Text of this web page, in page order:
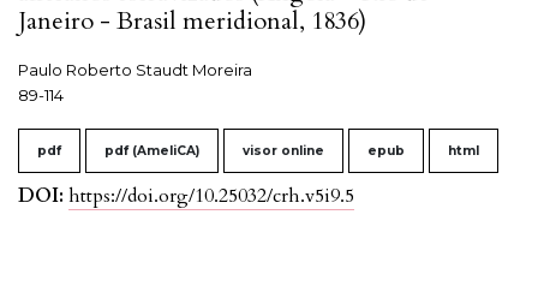
Janeiro - Brasil meridional, 1836)
Paulo Roberto Staudt Moreira
89-114
pdf pdf (AmeliCA) visor online epub html
DOI: https://doi.org/10.25032/crh.v5i9.5